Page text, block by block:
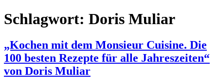
Schlagwort: Doris Muliar
„Kochen mit dem Monsieur Cuisine. Die
100 besten Rezepte für alle Jahreszeiten“
von Doris Muliar